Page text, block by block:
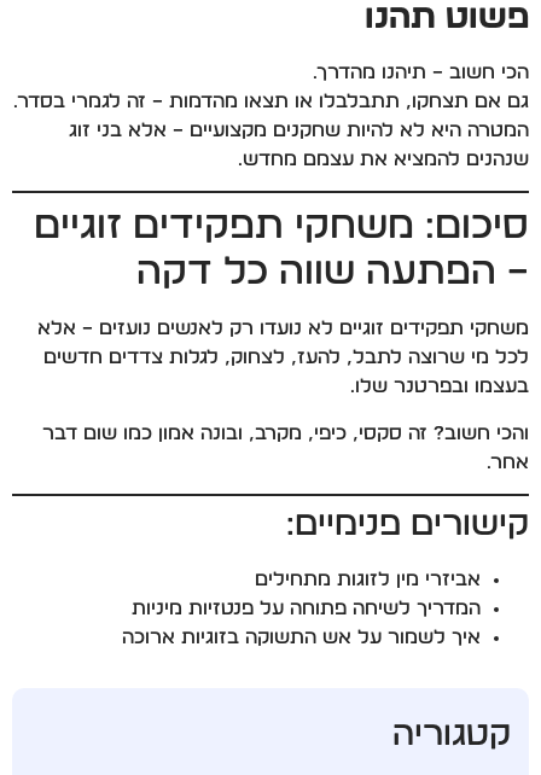
פשוט תהנו
הכי חשוב – תיהנו מהדרך.
גם אם תצחקו, תתבלבלו או תצאו מהדמות – זה לגמרי בסדר.
המטרה היא לא להיות שחקנים מקצועיים – אלא בני זוג
שנהנים להמציא את עצמם מחדש.
סיכום: משחקי תפקידים זוגיים
– הפתעה שווה כל דקה
משחקי תפקידים זוגיים לא נועדו רק לאנשים נועזים – אלא
לכל מי שרוצה לתבל, להעז, לצחוק, לגלות צדדים חדשים
בעצמו ובפרטנר שלו.
והכי חשוב? זה סקסי, כיפי, מקרב, ובונה אמון כמו שום דבר
אחר.
קישורים פנימיים:
אביזרי מין לזוגות מתחילים
המדריך לשיחה פתוחה על פנטזיות מיניות
איך לשמור על אש התשוקה בזוגיות ארוכה
קטגוריה